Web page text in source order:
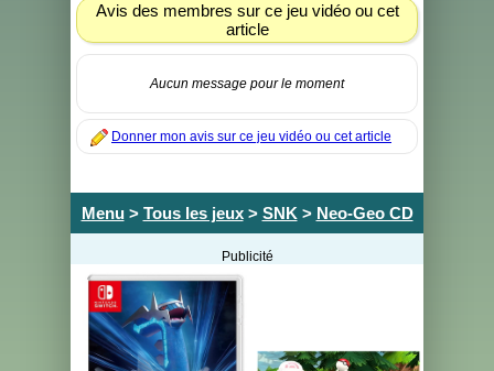
Avis des membres sur ce jeu vidéo ou cet
article
Aucun message pour le moment
Donner mon avis sur ce jeu vidéo ou cet article
Menu> Tous les jeux> SNK > Neo-Geo CD
Publicité